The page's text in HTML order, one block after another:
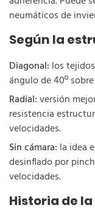
neumáticos de
Según la
Diagonal: los
ángulo de 40º
Radial:versión
resistencia
velocidades.
Sin cámara: la idea
desinflado por
velocidades.
Historia de